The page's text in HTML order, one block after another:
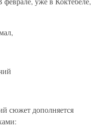
сюжет дополняется